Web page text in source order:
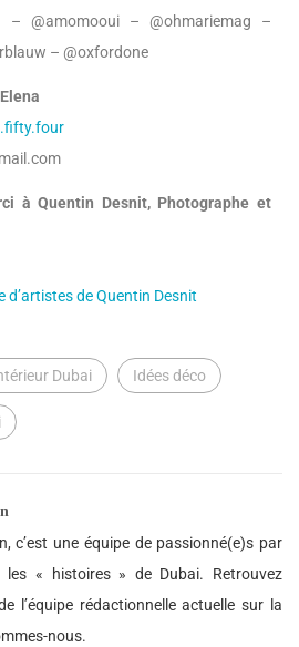
– @amomooui – @ohmariemag –
– @oxfordone
à Quentin Desnit, Photographe et
d’artistes de Quentin Desnit
Dubai Idées déco
c’est une équipe de passionné(e)s par
les « histoires » de Dubai. Retrouvez
de l’équipe rédactionnelle actuelle sur la
nous.